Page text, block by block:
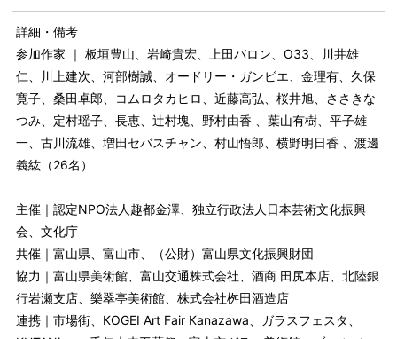
詳細・備考
参加作家 ｜ 板垣豊山、岩崎貴宏、上田バロン、O33、川井雄
仁、川上建次、河部樹誠、オードリー・ガンビエ、金理有、久保
寛子、桑田卓郎、コムロタカヒロ、近藤高弘、桜井旭、ささきな
つみ、定村瑶子、長恵、辻村塊、野村由香 、葉山有樹、平子雄
一、古川流雄、増田セバスチャン、村山悟郎、横野明日香 、渡邊
義紘（26名）
主催｜認定NPO法人趣都金澤、独立行政法人日本芸術文化振興
会、文化庁
共催｜富山県、富山市、（公財）富山県文化振興財団
協力｜富山県美術館、富山交通株式会社、酒商 田尻本店、北陸銀
行岩瀬支店、樂翠亭美術館、株式会社桝田酒造店
連携｜市場街、KOGEI Art Fair Kanazawa、ガラスフェスタ、